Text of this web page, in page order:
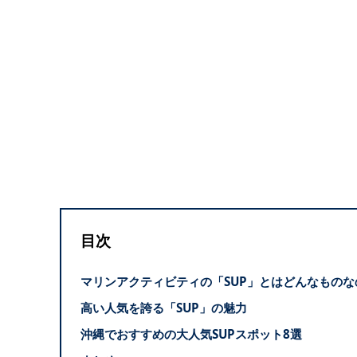
目次
マリンアクティビティの「SUP」とはどんなもの
高い人気を誇る「SUP」の魅力
沖縄でおすすめの大人気SUPスポット8選